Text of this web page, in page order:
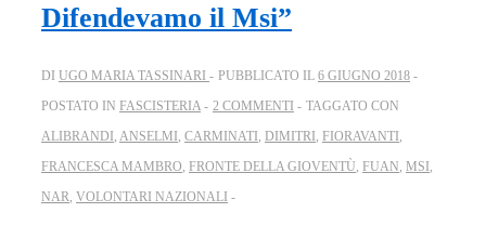
Difendevamo il Msi”
DI UGO MARIA TASSINARI PUBBLICATO IL 6 GIUGNO 2018
POSTATO IN FASCISTERIA 2 COMMENTI
TAGGATO CON
ALIBRANDI ANSELMI CARMINATI DIMITRI FIORAVANTI
FRANCESCA MAMBRO FRONTE DELLA GIOVENTÙ FUAN MSI
NAR VOLONTARI NAZIONALI